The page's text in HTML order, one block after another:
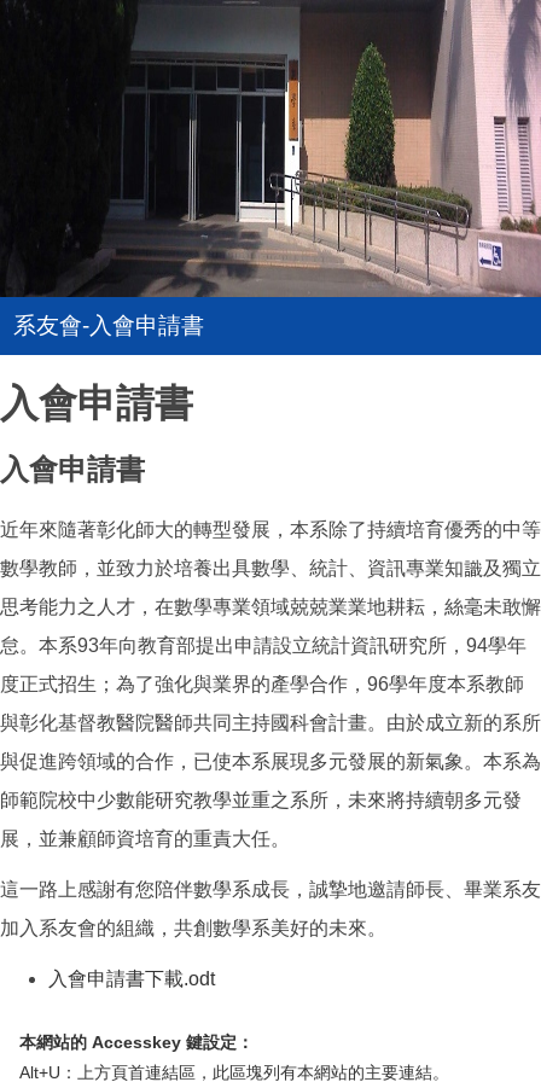
系友會-入會申請書
入會申請書
入會申請書
近年來隨著彰化師大的轉型發展，本系除了持續培育優秀的中等
數學教師，並致力於培養出具數學、統計、資訊專業知識及獨立
思考能力之人才，在數學專業領域兢兢業業地耕耘，絲毫未敢懈
怠。本系93年向教育部提出申請設立統計資訊研究所，94學年
度正式招生；為了強化與業界的產學合作，96學年度本系教師
與彰化基督教醫院醫師共同主持國科會計畫。由於成立新的系所
與促進跨領域的合作，已使本系展現多元發展的新氣象。本系為
師範院校中少數能研究教學並重之系所，未來將持續朝多元發
展，並兼顧師資培育的重責大任。
這一路上感謝有您陪伴數學系成長，誠摯地邀請師長、畢業系友
加入系友會的組織，共創數學系美好的未來。
入會申請書下載.odt
本網站的 Accesskey 鍵設定：
Alt+U：上方頁首連結區，此區塊列有本網站的主要連結。